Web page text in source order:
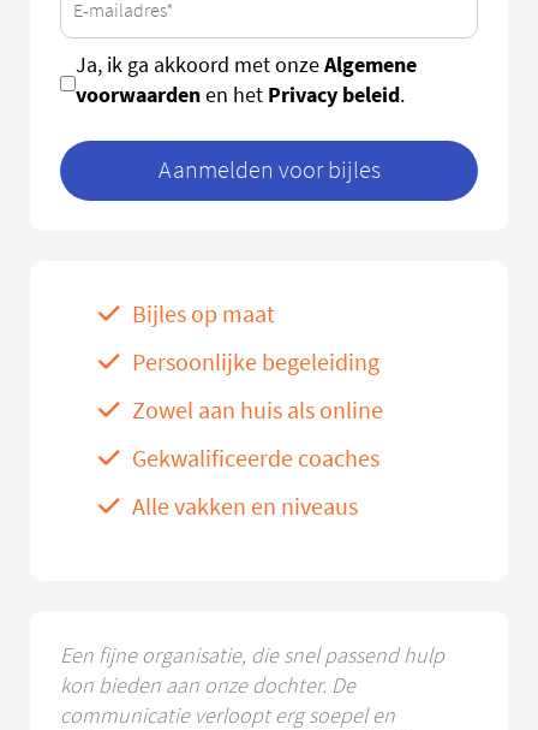
Ja, ik ga akkoord met onzeAlgemene
voorwaardenen het Privacy beleid.
Aanmelden voor bijles
Bijles op maat
Persoonlijke begeleiding
Zowel aan huis als online
Gekwalificeerde coaches
Alle vakken en niveaus
Een fijne organisatie, die snel passend hulp
kon bieden aan onze dochter. De
communicatie verloopt erg soepel en